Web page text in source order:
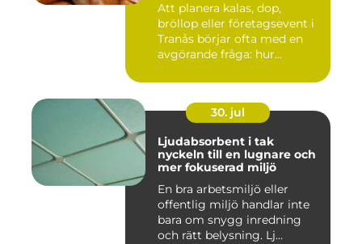
Att planera kalas, dop,
bröllop eller företagsevent i
Tranås börjar ofta med en
avgörande fråga: hur...
30. jul
Ljudabsorbent i tak
nyckeln till en lugnare och
mer fokuserad miljö
En bra arbetsmiljö eller
offentlig miljö handlar inte
bara om snygg inredning
och rätt belysning. Lj...